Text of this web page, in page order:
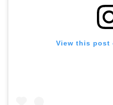
View this post